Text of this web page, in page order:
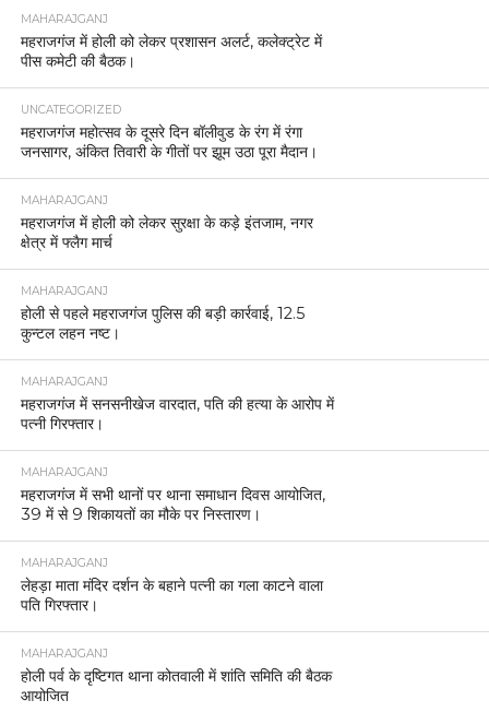
MAHARAJGANJ
महराजगंज में होली को लेकर प्रशासन अलर्ट, कलेक्ट्रेट में
पीस कमेटी की बैठक।
UNCATEGORIZED
महराजगंज महोत्सव के दूसरे दिन बॉलीवुड के रंग में रंगा
जनसागर, अंकित तिवारी के गीतों पर झूम उठा पूरा मैदान।
MAHARAJGANJ
महराजगंज में होली को लेकर सुरक्षा के कड़े इंतजाम, नगर
क्षेत्र में फ्लैग मार्च
MAHARAJGANJ
होली से पहले महराजगंज पुलिस की बड़ी कार्रवाई, 12.5
कुन्टल लहन नष्ट।
MAHARAJGANJ
महराजगंज में सनसनीखेज वारदात, पति की हत्या के आरोप में
पत्नी गिरफ्तार।
MAHARAJGANJ
महराजगंज में सभी थानों पर थाना समाधान दिवस आयोजित,
39 में से 9 शिकायतों का मौके पर निस्तारण।
MAHARAJGANJ
लेहड़ा माता मंदिर दर्शन के बहाने पत्नी का गला काटने वाला
पति गिरफ्तार।
MAHARAJGANJ
होली पर्व के दृष्टिगत थाना कोतवाली में शांति समिति की बैठक
आयोजित